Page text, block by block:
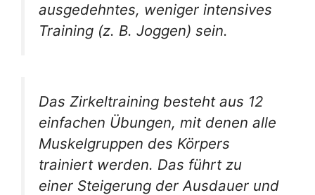
ausgedehntes, weniger intensives
Training (z. B. Joggen) sein.
Das Zirkeltraining besteht aus 12
einfachen Übungen, mit denen alle
Muskelgruppen des Körpers
trainiert werden. Das führt zu
einer Steigerung der Ausdauer und